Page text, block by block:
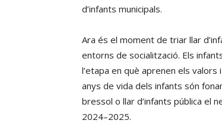
d’infants municipals.
Ara és el moment de triar llar
entorns de socialització. Els
l’etapa en què aprenen els
anys de vida dels infants són
bressol o llar d’infants pública el
2024–2025.